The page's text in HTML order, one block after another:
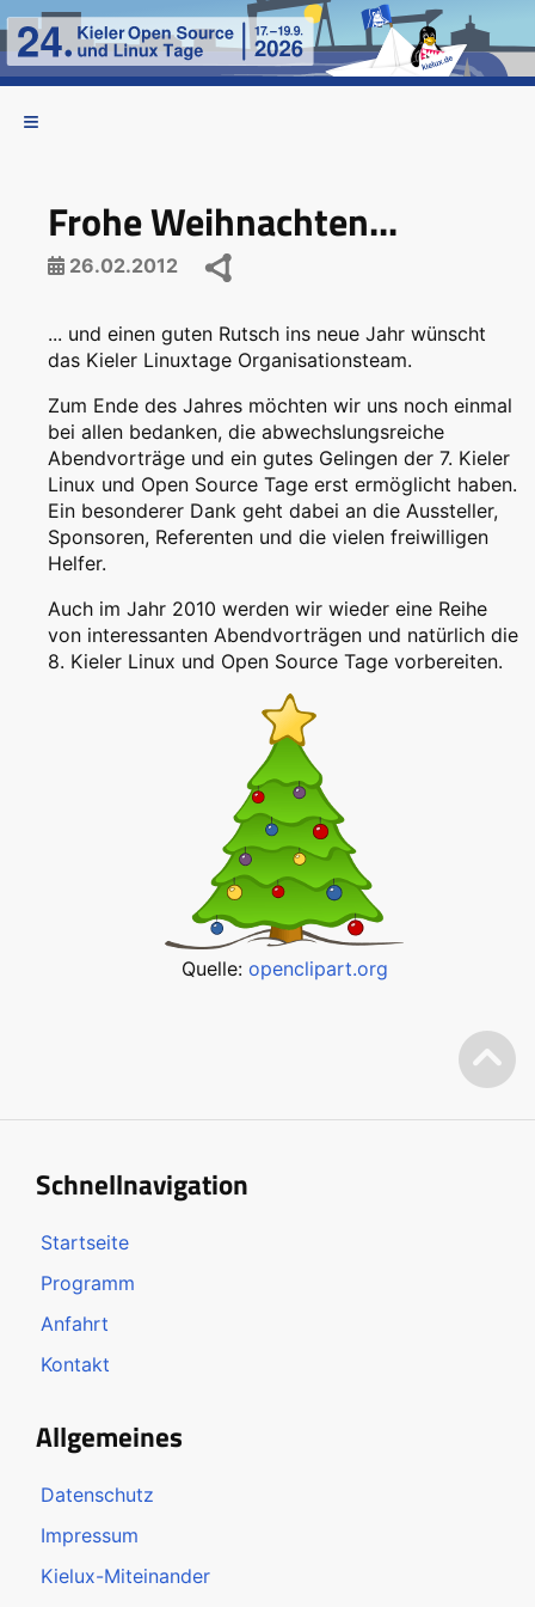
Frohe Weihnachten...
26.02.2012
... und einen guten Rutsch ins neue Jahr wünscht
das Kieler Linuxtage Organisationsteam.
Zum Ende des Jahres möchten wir uns noch einmal
bei allen bedanken, die abwechslungsreiche
Abendvorträge und ein gutes Gelingen der 7. Kieler
Linux und Open Source Tage erst ermöglicht haben.
Ein besonderer Dank geht dabei an die Aussteller,
Sponsoren, Referenten und die vielen freiwilligen
Helfer.
Auch im Jahr 2010 werden wir wieder eine Reihe
von interessanten Abendvorträgen und natürlich die
8. Kieler Linux und Open Source Tage vorbereiten.
Quelle: openclipart.org
Schnellnavigation
Startseite
Programm
Anfahrt
Kontakt
Allgemeines
Datenschutz
Impressum
Kielux-Miteinander